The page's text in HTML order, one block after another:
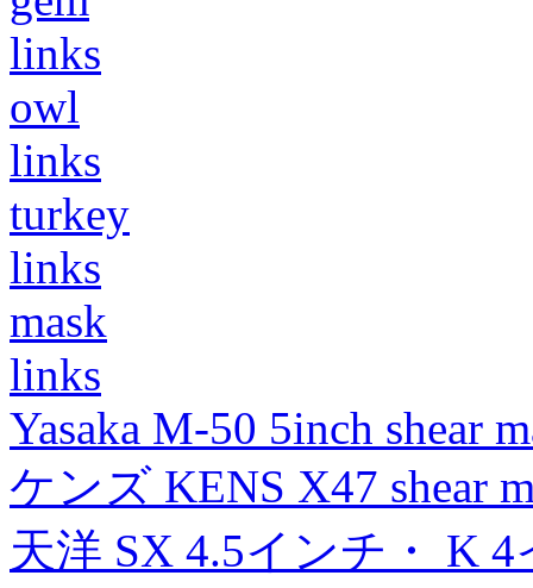
links
owl
links
turkey
links
mask
links
Yasaka M-50 5inch shear
ケンズ KENS X47 shear
天洋 SX 4.5インチ・ K